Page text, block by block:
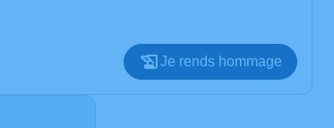
Je rends hommage